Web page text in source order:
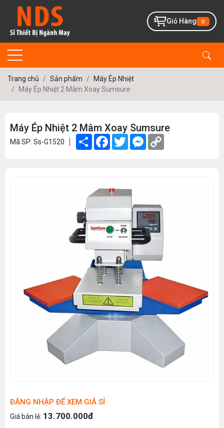
Giỏ Hàng 0
Trang chủ Sản phẩm
Máy Ép Nhiệt
Máy Ép Nhiệt 2 Mâm Xoay Sumsure
Máy Ép Nhiệt 2 Mâm Xoay Sumsure
Mã SP: Ss-G1520 Share Facebook
TwitterMessenger
ĐĂNG NHẬP ĐỂ XEM GIÁ SỈ
Giá bán lẻ: 13.700.000đ